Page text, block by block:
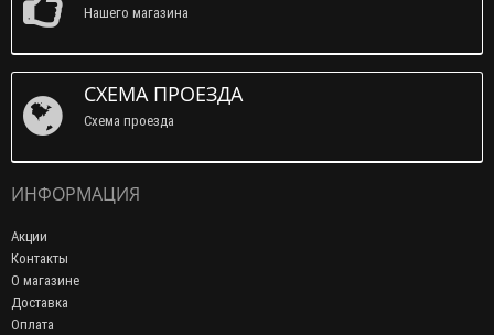
Нашего магазина
СХЕМА ПРОЕЗДА
Схема проезда
ИНФОРМАЦИЯ
Акции
Контакты
О магазине
Доставка
Оплата